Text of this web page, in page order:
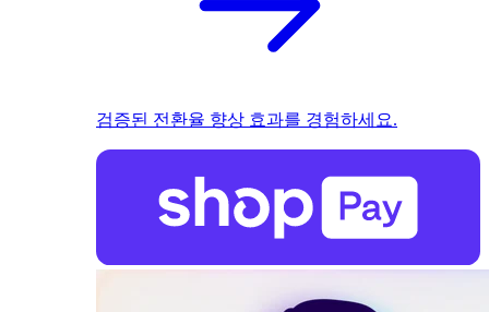
검증된 전환율 향상 효과를 경험하세요.